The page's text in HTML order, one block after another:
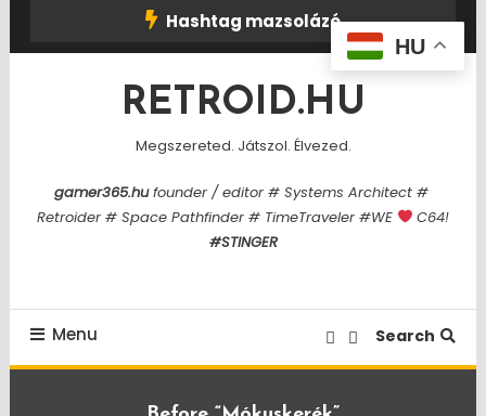
Hashtag mazsolázó
RETROID.HU
Megszereted. Játszol. Élvezed.
gamer365.hufounder / editor # Systems Architect #
Retroider # Space Pathfinder # TimeTraveler #WE
C64!
#STINGER
Menu Search
HU